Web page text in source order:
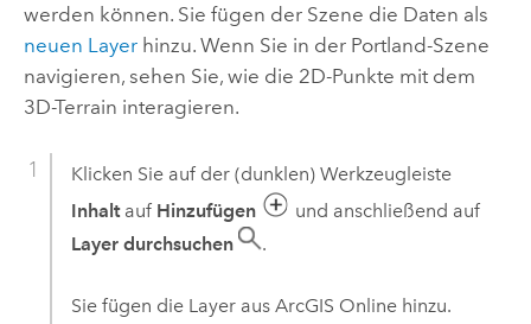
werden können. Sie fügen der Szene die Daten als
neuen Layerhinzu. Wenn Sie in der Portland-Szene
navigieren, sehen Sie, wie die 2D-Punkte mit dem
3D-Terrain interagieren.
Klicken Sie auf der (dunklen) Werkzeugleiste
Inhaltauf Hinzufügen
und anschließend auf
Layer durchsuchen
.
Sie fügen die Layer aus ArcGIS Onlinehinzu.